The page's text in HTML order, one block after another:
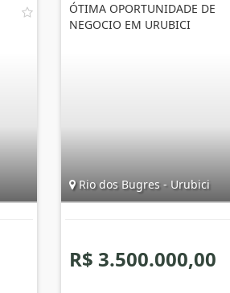
ÓTIMA OPORTUNIDADE DE
NEGOCIO EM URUBICI
Rio dos Bugres - Urubici
R$ 3.500.000,00